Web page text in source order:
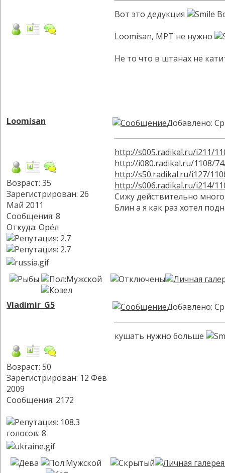
Вот это дедукция
Loomisan, МРТ не нужно
Не то что в штанах не
Loomisan
Возраст: 35
Зарегистрирован: 26
Май 2011
Сообщения: 8
Откуда: Орёл
Добавлено:
http://s005.radikal.ru/i211/
http://i080.radikal.ru/1108/
http://s50.radikal.ru/i127/
http://s006.radikal.ru/i214/
Сижу действительно
Блин а я как раз хотел
Vladimir_G5
Возраст: 50
Зарегистрирован: 12 Фев
2009
Сообщения: 2172
голосов: 8
Добавлено:
кушать нужно больше